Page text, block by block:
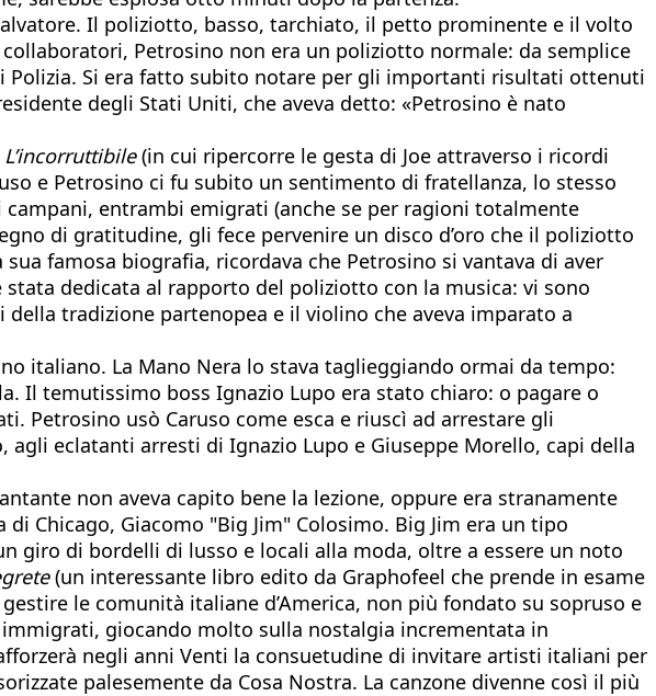
Il poliziotto, basso, tarchiato, il petto prominente e il volto
Petrosino non era un poliziotto normale: da semplice
Polizia. Si era fatto subito notare per gli importanti risultati ottenuti
degli Stati Uniti, che aveva detto: «Petrosino è nato
L’incorruttibile(in cui ripercorre le gesta di Joe attraverso i ricordi
e Petrosino ci fu subito un sentimento di fratellanza, lo stesso
entrambi emigrati (anche se per ragioni totalmente
di gratitudine, gli fece pervenire un disco d’oro che il poliziotto
famosa biografia, ricordava che Petrosino si vantava di aver
dedicata al rapporto del poliziotto con la musica: vi sono
tradizione partenopea e il violino che aveva imparato a
italiano. La Mano Nera lo stava taglieggiando ormai da tempo:
Il temutissimo boss Ignazio Lupo era stato chiaro: o pagare o
Petrosino usò Caruso come esca e riuscì ad arrestare gli
eclatanti arresti di Ignazio Lupo e Giuseppe Morello, capi della
non aveva capito bene la lezione, oppure era stranamente
Chicago, Giacomo "Big Jim" Colosimo. Big Jim era un tipo
giro di bordelli di lusso e locali alla moda, oltre a essere un noto
(un interessante libro edito da Graphofeel che prende in esame
le comunità italiane d’America, non più fondato su sopruso e
giocando molto sulla nostalgia incrementata in
negli anni Venti la consuetudine di invitare artisti italiani per
palesemente da Cosa Nostra. La canzone divenne così il più